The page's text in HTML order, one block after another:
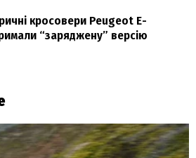
кросовери Peugeot E-
“заряджену” версію